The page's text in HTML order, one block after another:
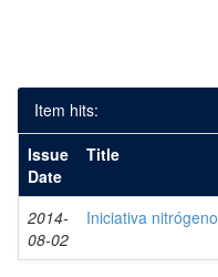
Item hits:
Issue
Date
Title
2014-
08-02
Iniciativa nitrógeno